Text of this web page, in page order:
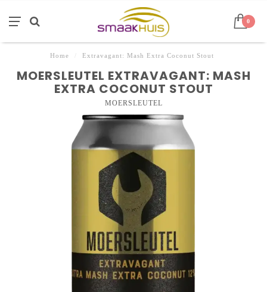
0
Home Extravagant: Mash Extra Coconut Stout
MOERSLEUTEL EXTRAVAGANT: MASH
EXTRA COCONUT STOUT
MOERSLEUTEL